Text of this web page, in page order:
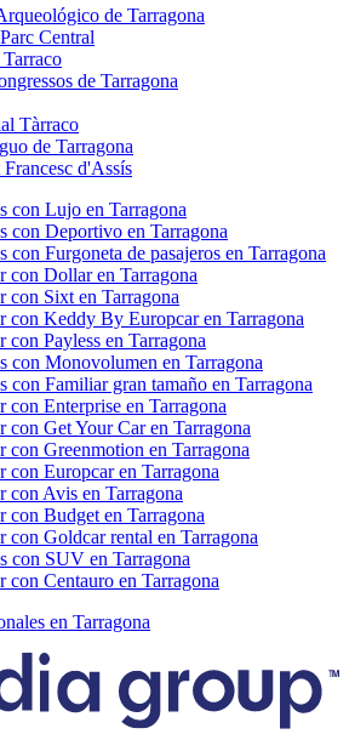
de Tarragona
Central
de Tarragona
Tàrraco
de Tarragona
d'Assís
con Lujo en Tarragona
con Deportivo en Tarragona
con Furgoneta de pasajeros en Tarragona
con Dollar en Tarragona
con Sixt en Tarragona
con Keddy By Europcar en Tarragona
con Payless en Tarragona
con Monovolumen en Tarragona
con Familiar gran tamaño en Tarragona
con Enterprise en Tarragona
con Get Your Car en Tarragona
con Greenmotion en Tarragona
con Europcar en Tarragona
con Avis en Tarragona
con Budget en Tarragona
con Goldcar rental en Tarragona
con SUV en Tarragona
con Centauro en Tarragona
en Tarragona